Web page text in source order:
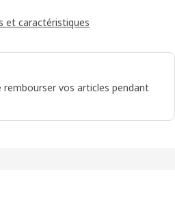
et caractéristiques
vos articles pendant